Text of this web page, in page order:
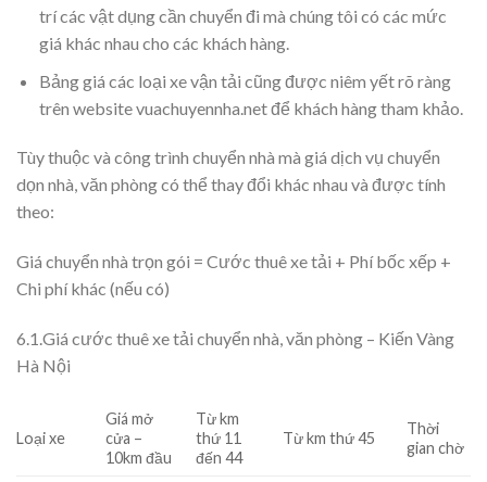
trí các vật dụng cần chuyển đi mà chúng tôi có các mức
giá khác nhau cho các khách hàng.
Bảng giá các loại xe vận tải cũng được niêm yết rõ ràng
trên website vuachuyennha.net để khách hàng tham khảo.
Tùy thuộc và công trình chuyển nhà mà giá dịch vụ chuyển
dọn nhà, văn phòng có thể thay đổi khác nhau và được tính
theo:
Giá chuyển nhà trọn gói = Cước thuê xe tải + Phí bốc xếp +
Chi phí khác (nếu có)
6.1.Giá cước thuê xe tải chuyển nhà, văn phòng – Kiến Vàng
Hà Nội
Loại xe
Giá mở
cửa –
10km đầu
Từ km
thứ 11
đến 44
Từ km thứ 45
Thời
gian chờ